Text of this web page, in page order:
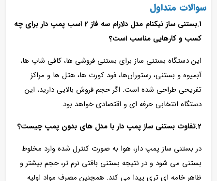
سوالات متداول
1.بستنی ساز نیکنام مدل دلارام سه فاز 2 اسب پمپ دار برای چه
کسب‌ و کارهایی مناسب است؟
این دستگاه بستنی ساز برای بستنی‌ فروشی‌ ها، کافی‌ شاپ‌ ها،
آبمیوه و بستنی، رستوران‌ها، فود کورت‌ ها، هتل‌ ها و مراکز
تفریحی طراحی شده است. اگر حجم فروش بالایی دارید، این
دستگاه انتخابی حرفه‌ ای و اقتصادی خواهد بود.
2.تفاوت بستنی ساز پمپ دار با مدل‌ های بدون پمپ چیست؟
در بستنی ساز پمپ دار، هوا به‌ صورت کنترل‌ شده وارد مخلوط
بستنی می‌ شود و در نتیجه بستنی بافتی نرم‌ تر، حجم بیشتر و
ظاهر خامه‌ ای‌ تری پیدا می‌ کند. همچنین مصرف مواد اولیه